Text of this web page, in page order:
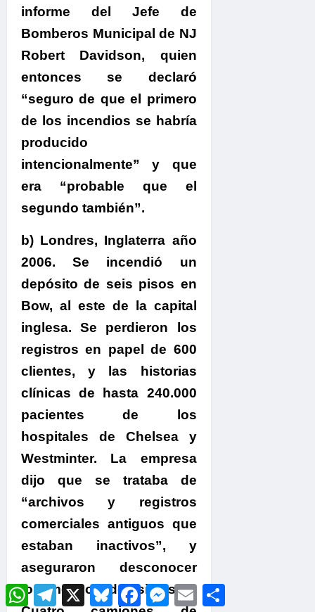
informe del Jefe de
Bomberos Municipal de NJ
Robert Davidson, quien
entonces se declaró
“seguro de que el primero
de los incendios se habría
producido
intencionalmente” y que
era “probable que el
segundo también”.
b) Londres, Inglaterra año
2006. Se incendió un
depósito de seis pisos en
Bow, al este de la capital
inglesa. Se perdieron los
registros en papel de 600
clientes, y las historias
clínicas de hasta 240.000
pacientes de los
hospitales de Chelsea y
Westminter. La empresa
dijo que se trataba de
“archivos y registros
comerciales antiguos que
estaban inactivos”, y
aseguraron desconocer
los motivos del siniestro.
WhatsAppTelegram
X BlueskyFacebookMessenger
Email